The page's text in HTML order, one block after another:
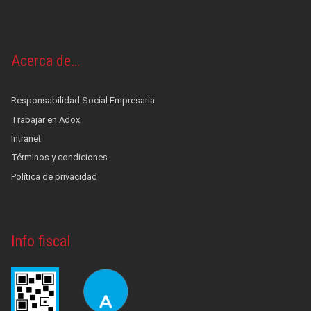
Acerca de…
Responsabilidad Social Empresaria
Trabajar en Adox
Intranet
Términos y condiciones
Política de privacidad
Info fiscal